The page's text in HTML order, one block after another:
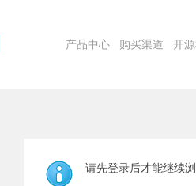
产品中心 购买渠道 开
请先登录后才能继续